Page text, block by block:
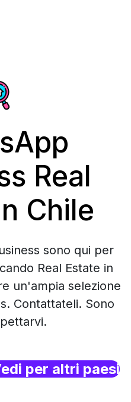
Real
Chile
sono qui per
Real Estate in
un'ampia selezione
Contattateli. Sono
per altri paesi